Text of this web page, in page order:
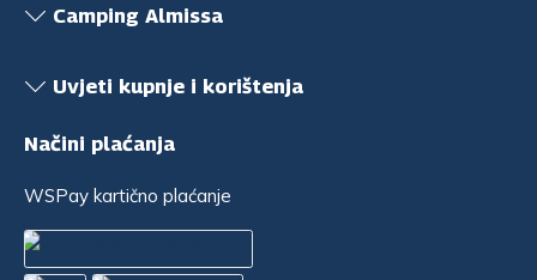
Camping Almissa
Uvjeti kupnje i korištenja
Načini plaćanja
WSPay kartično plaćanje